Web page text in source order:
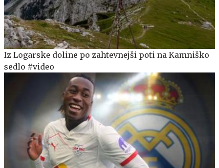
Iz Logarske doline po zahtevnejši poti na Kamniško
sedlo #video